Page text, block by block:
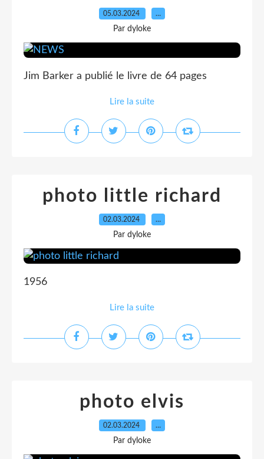
05.03.2024 …
Par dyloke
Jim Barker a publié le livre de 64 pages
Lire la suite
photo little richard
02.03.2024 …
Par dyloke
1956
Lire la suite
photo elvis
02.03.2024 …
Par dyloke